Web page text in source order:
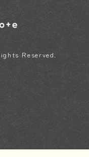
Reserved.